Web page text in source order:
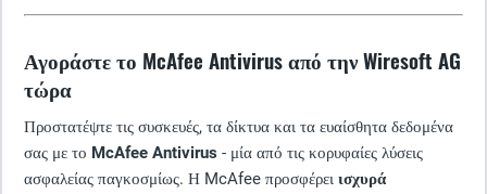
Αγοράστε το McAfee Antivirus από την Wiresoft AG
τώρα
Προστατέψτε τις συσκευές, τα δίκτυα και τα ευαίσθητα δεδομένα
σας με το McAfee Antivirus - μία από τις κορυφαίες λύσεις
ασφαλείας παγκοσμίως. Η McAfee προσφέρει ισχυρά